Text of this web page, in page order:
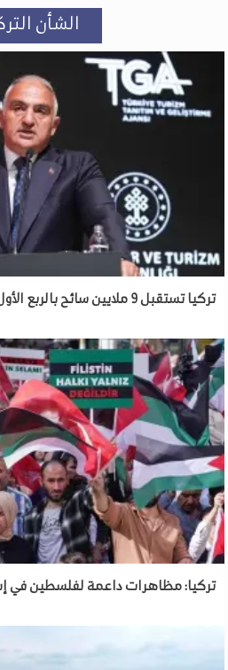
الشأن
تركيا تستقبل 9 ملايين سائح بالربع الأول من 2024
تركيا: مظاهرات داعمة لفلسطين في